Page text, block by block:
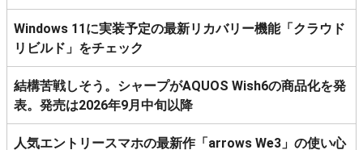
Windows 11に実装予定の最新リカバリー機能「クラウド
リビルド」をチェック
結構苦戦しそう。シャープがAQUOS Wish6の商品化を発
表。発売は2026年9月中旬以降
人気エントリースマホの最新作「arrows We3」の使い心